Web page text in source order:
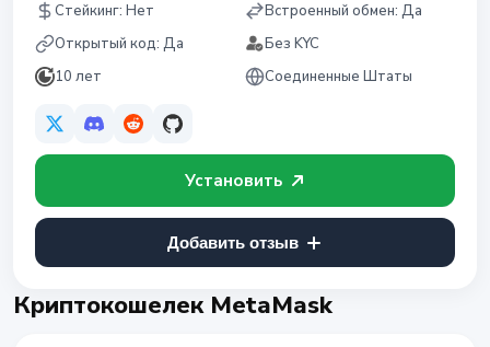
Стейкинг: Нет Встроенный обмен: Да
Открытый код: Да
Без KYC
10 лет
Соединенные Штаты
Установить
Добавить отзыв
Криптокошелек MetaMask